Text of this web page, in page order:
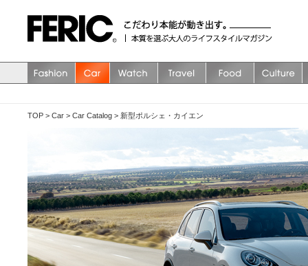
TOP > Car > Car Catalog > 新型ポルシェ・カイエン